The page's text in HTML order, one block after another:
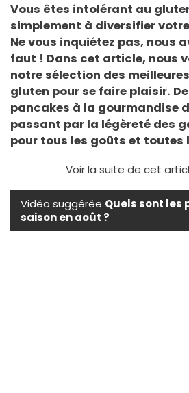
Vous êtes intolérant au
simplement à diversifier
Ne vous inquiétez pas, nous
faut ! Dans cet article, nous
notre sélection des
gluten pour se faire plaisir.
pancakes à la gourmandise
passant par la légèreté des
pour tous les goûts et toutes
Voir la suite de cet
Vidéo suggérée Quels sont les
saison en août ?